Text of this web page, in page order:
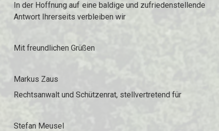
In der Hoffnung auf eine baldige und zufriedenstellende
Antwort Ihrerseits verbleiben wir
Mit freundlichen Grüßen
Markus Zaus
Rechtsanwalt und Schützenrat, stellvertretend für
Stefan Meusel